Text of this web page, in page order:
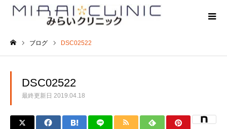
ブログ DSC02522
DSC02522
最終更新日 2019.04.18